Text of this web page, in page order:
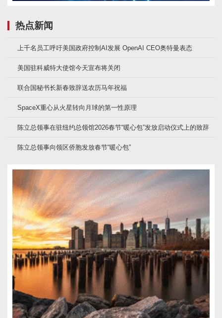
热点新闻
上千名员工呼吁美国政府控制AI发展 OpenAI CEO奥特曼表态
美国驻科威特大使馆今天宣布将关闭
联合国秘书长新春致辞送农历马年祝福
SpaceX重心从火星转向月球的第一性原理
陈立总领事在驻纽约总领馆2026春节“暖心包”发放启动仪式上的致辞
陈立总领事向领区侨胞发放春节“暖心包”